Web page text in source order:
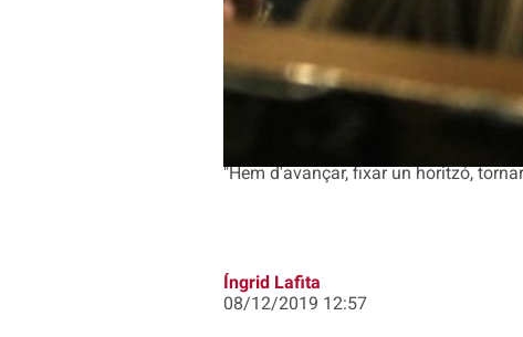
"Hem d'avançar, fixar un horitzó,
Íngrid Lafita
08/12/2019 12:57